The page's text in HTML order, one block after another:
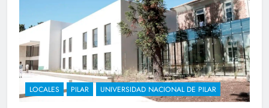
LOCALES PILAR UNIVERSIDAD NACIONAL DE PILAR